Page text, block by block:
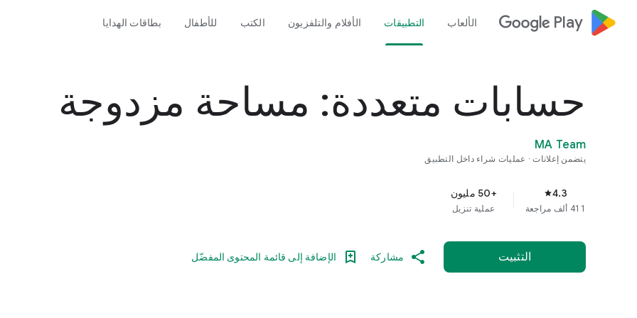
google_logo Play الألعاب التطبيقات الأفلام والتلفزيون الكتب للأطفال بطاقات الهدايا
حسابات متعددة: مساحة مزدوجة
MA Team
يتضمن إعلانات عمليات شراء داخل التطبيق
4.3
star
411 ألف مراجعة
+50 مليون
عملية تنزيل
التثبيت مشاركة الإضافة إلى قائمة المحتوى المفضّل